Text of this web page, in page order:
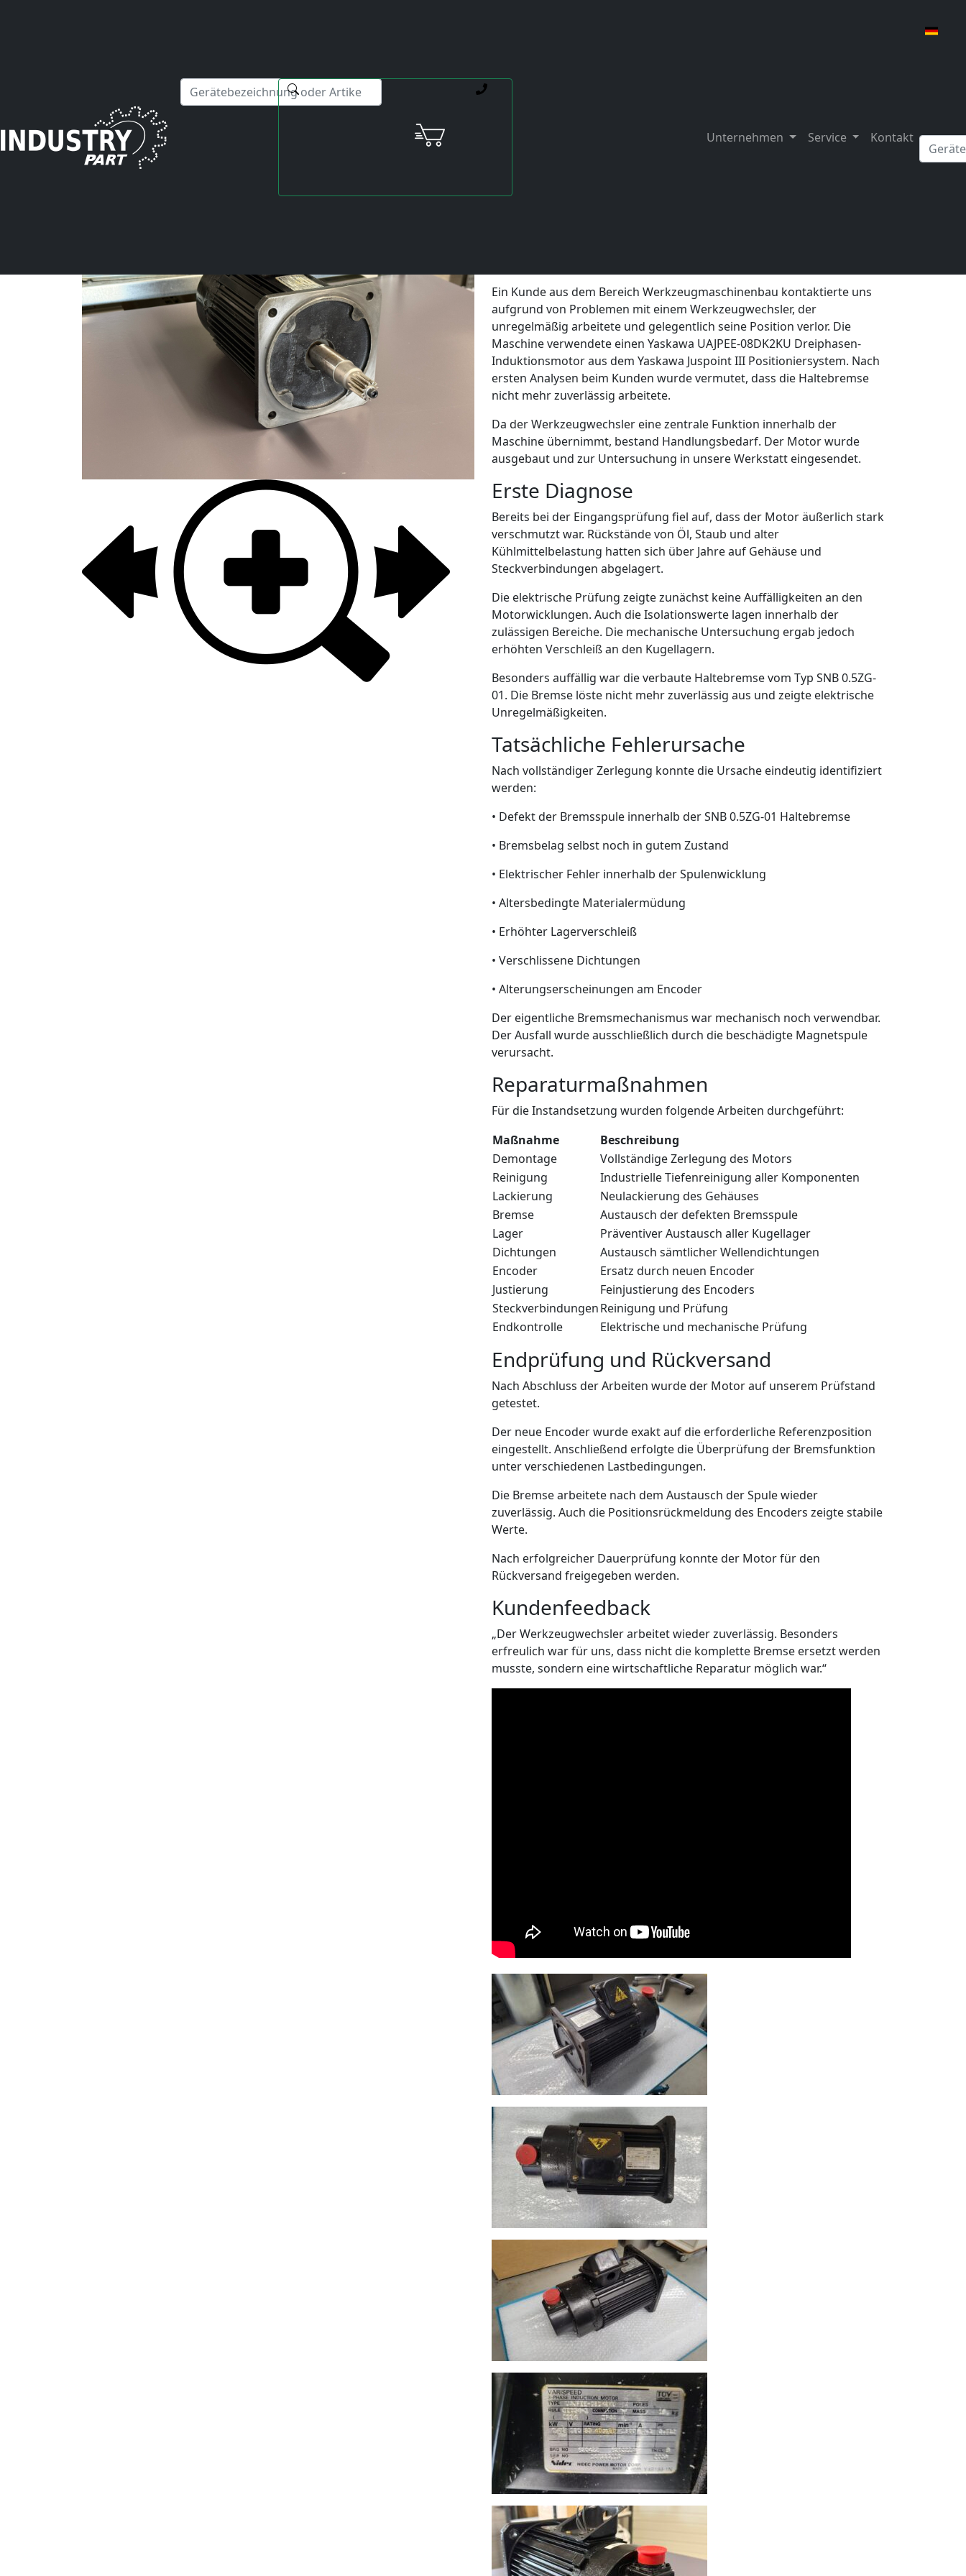
Unternehmen Service Kontakt
Startseite
Aktuelle Blog-Beiträge
Reparatur eines Yaskawa UAJPEE-08DK2KU Induktionsmotors nach Bremsenausfall in einer Werkzeugmaschine
14.06.2026 von Viktor Siebert
Ein Kunde aus dem Bereich Werkzeugmaschinenbau kontaktierte uns
aufgrund von Problemen mit einem Werkzeugwechsler, der
unregelmäßig arbeitete und gelegentlich seine Position verlor. Die
Maschine verwendete einen Yaskawa UAJPEE-08DK2KU Dreiphasen-
Induktionsmotor aus dem Yaskawa Juspoint III Positioniersystem. Nach
ersten Analysen beim Kunden wurde vermutet, dass die Haltebremse
nicht mehr zuverlässig arbeitete.
Da der Werkzeugwechsler eine zentrale Funktion innerhalb der
Maschine übernimmt, bestand Handlungsbedarf. Der Motor wurde
ausgebaut und zur Untersuchung in unsere Werkstatt eingesendet.
Erste Diagnose
Bereits bei der Eingangsprüfung fiel auf, dass der Motor äußerlich stark
verschmutzt war. Rückstände von Öl, Staub und alter
Kühlmittelbelastung hatten sich über Jahre auf Gehäuse und
Steckverbindungen abgelagert.
Die elektrische Prüfung zeigte zunächst keine Auffälligkeiten an den
Motorwicklungen. Auch die Isolationswerte lagen innerhalb der
zulässigen Bereiche. Die mechanische Untersuchung ergab jedoch
erhöhten Verschleiß an den Kugellagern.
Besonders auffällig war die verbaute Haltebremse vom Typ SNB 0.5ZG-
01. Die Bremse löste nicht mehr zuverlässig aus und zeigte elektrische
Unregelmäßigkeiten.
Tatsächliche Fehlerursache
Nach vollständiger Zerlegung konnte die Ursache eindeutig identifiziert
werden:
• Defekt der Bremsspule innerhalb der SNB 0.5ZG-01 Haltebremse
• Bremsbelag selbst noch in gutem Zustand
• Elektrischer Fehler innerhalb der Spulenwicklung
• Altersbedingte Materialermüdung
• Erhöhter Lagerverschleiß
• Verschlissene Dichtungen
• Alterungserscheinungen am Encoder
Der eigentliche Bremsmechanismus war mechanisch noch verwendbar.
Der Ausfall wurde ausschließlich durch die beschädigte Magnetspule
verursacht.
Reparaturmaßnahmen
Für die Instandsetzung wurden folgende Arbeiten durchgeführt:
Maßnahme
Beschreibung
Demontage
Vollständige Zerlegung des Motors
Reinigung
Industrielle Tiefenreinigung aller Komponenten
Lackierung
Neulackierung des Gehäuses
Bremse
Austausch der defekten Bremsspule
Lager
Präventiver Austausch aller Kugellager
Dichtungen
Austausch sämtlicher Wellendichtungen
Encoder
Ersatz durch neuen Encoder
Justierung
Feinjustierung des Encoders
SteckverbindungenReinigung und Prüfung
Endkontrolle
Elektrische und mechanische Prüfung
Endprüfung und Rückversand
Nach Abschluss der Arbeiten wurde der Motor auf unserem Prüfstand
getestet.
Der neue Encoder wurde exakt auf die erforderliche Referenzposition
eingestellt. Anschließend erfolgte die Überprüfung der Bremsfunktion
unter verschiedenen Lastbedingungen.
Die Bremse arbeitete nach dem Austausch der Spule wieder
zuverlässig. Auch die Positionsrückmeldung des Encoders zeigte stabile
Werte.
Nach erfolgreicher Dauerprüfung konnte der Motor für den
Rückversand freigegeben werden.
Kundenfeedback
„Der Werkzeugwechsler arbeitet wieder zuverlässig. Besonders
erfreulich war für uns, dass nicht die komplette Bremse ersetzt werden
musste, sondern eine wirtschaftliche Reparatur möglich war.“